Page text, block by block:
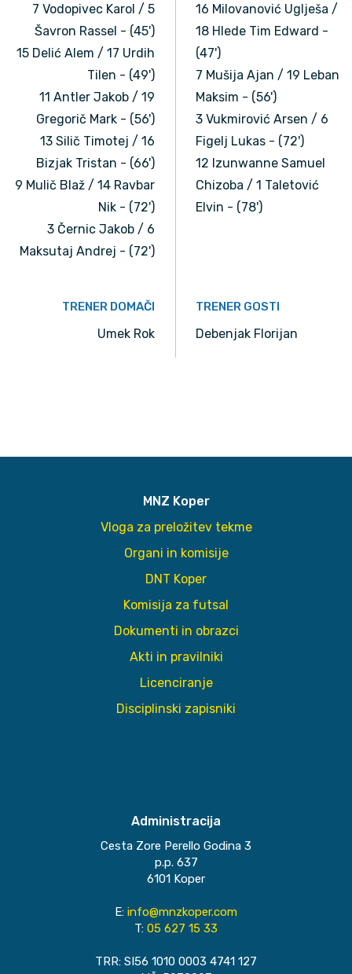
7 Vodopivec Karol / 5
Šavron Rassel - (45')
15 Delić Alem / 17 Urdih
Tilen - (49')
11 Antler Jakob / 19
Gregorič Mark - (56')
13 Silič Timotej / 16
Bizjak Tristan - (66')
9 Mulič Blaž / 14 Ravbar
Nik - (72')
3 Černic Jakob / 6
Maksutaj Andrej - (72')
16 Milovanović Uglješa /
18 Hlede Tim Edward -
(47')
7 Mušija Ajan / 19 Leban
Maksim - (56')
3 Vukmirović Arsen / 6
Figelj Lukas - (72')
12 Izunwanne Samuel
Chizoba / 1 Taletović
Elvin - (78')
TRENER DOMAČI
Umek Rok
TRENER GOSTI
Debenjak Florijan
MNZ Koper
Vloga za preložitev tekme
Organi in komisije
DNT Koper
Komisija za futsal
Dokumenti in obrazci
Akti in pravilniki
Licenciranje
Disciplinski zapisniki
Administracija
Cesta Zore Perello Godina 3
p.p. 637
6101 Koper
E: info@mnzkoper.com
T: 05 627 15 33
TRR: SI56 1010 0003 4741 127